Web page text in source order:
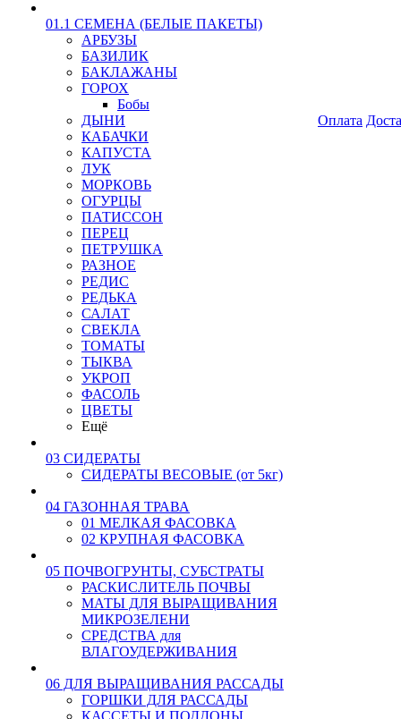
01.1 СЕМЕНА (БЕЛЫЕ ПАКЕТЫ)
АРБУЗЫ
БАЗИЛИК
БАКЛАЖАНЫ
ГОРОХ
Бобы
ДЫНИ
КАБАЧКИ
КАПУСТА
ЛУК
МОРКОВЬ
ОГУРЦЫ
ПАТИССОН
ПЕРЕЦ
ПЕТРУШКА
РАЗНОЕ
РЕДИС
РЕДЬКА
САЛАТ
СВЕКЛА
ТОМАТЫ
ТЫКВА
УКРОП
ФАСОЛЬ
ЦВЕТЫ
Ещё
03 СИДЕРАТЫ
СИДЕРАТЫ ВЕСОВЫЕ (от 5кг)
04 ГАЗОННАЯ ТРАВА
01 МЕЛКАЯ ФАСОВКА
02 КРУПНАЯ ФАСОВКА
05 ПОЧВОГРУНТЫ, СУБСТРАТЫ
РАСКИСЛИТЕЛЬ ПОЧВЫ
МАТЫ ДЛЯ ВЫРАЩИВАНИЯ
МИКРОЗЕЛЕНИ
СРЕДСТВА для
ВЛАГОУДЕРЖИВАНИЯ
06 ДЛЯ ВЫРАЩИВАНИЯ РАССАДЫ
ГОРШКИ ДЛЯ РАССАДЫ
КАССЕТЫ И ПОДДОНЫ
Оплата